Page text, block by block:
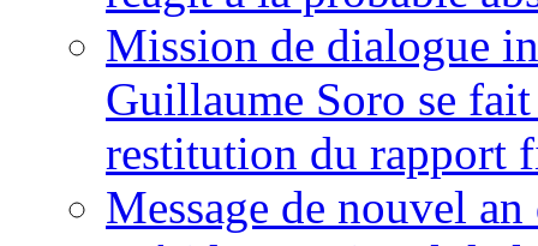
Mission de dialogue
Guillaume Soro se
restitution du rapport
Message de nouvel